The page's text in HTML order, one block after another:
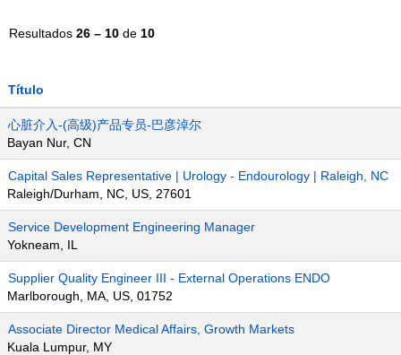
Resultados 26 – 10 de 10
Título
心脏介入-(高级)产品专员-巴彦淖尔
Bayan Nur, CN
Capital Sales Representative | Urology - Endourology | Raleigh, NC
Raleigh/Durham, NC, US, 27601
Service Development Engineering Manager
Yokneam, IL
Supplier Quality Engineer III - External Operations ENDO
Marlborough, MA, US, 01752
Associate Director Medical Affairs, Growth Markets
Kuala Lumpur, MY